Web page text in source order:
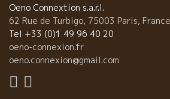
プで複雑味溢れる味わい。 紺野さんの、
晴らしい時間を過ごさせて頂きました。
ルクのラ・デジレLa Désirée をグラスで
も幸せなマルクでした(^^)。 明日はスーツ
ですが。。。
Oeno Connextion s.a.r.l.
62 Rue de Turbigo, 75003 Paris, France
Tel +33 (0)1 49 96 40 20
oeno-connexion.fr
oeno.connexion@gmail.com